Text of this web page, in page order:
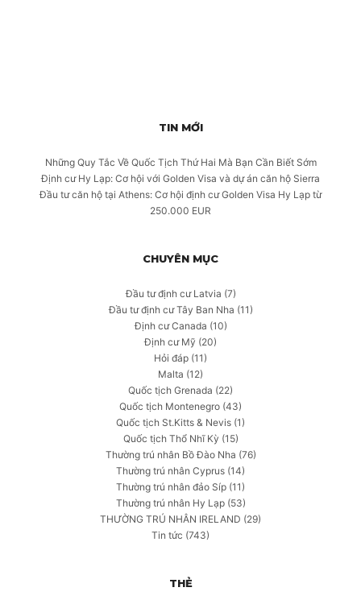
TIN MỚI
Những Quy Tắc Về Quốc Tịch Thứ Hai Mà Bạn Cần Biết Sớm
Định cư Hy Lạp: Cơ hội với Golden Visa và dự án căn hộ Sierra
Đầu tư căn hộ tại Athens: Cơ hội định cư Golden Visa Hy Lạp từ
250.000 EUR
CHUYÊN MỤC
Đầu tư định cư Latvia (7)
Đầu tư định cư Tây Ban Nha (11)
Định cư Canada (10)
Định cư Mỹ (20)
Hỏi đáp (11)
Malta (12)
Quốc tịch Grenada (22)
Quốc tịch Montenegro (43)
Quốc tịch St.Kitts & Nevis (1)
Quốc tịch Thổ Nhĩ Kỳ (15)
Thường trú nhân Bồ Đào Nha (76)
Thường trú nhân Cyprus (14)
Thường trú nhân đảo Síp (11)
Thường trú nhân Hy Lạp(53)
THƯỜNG TRÚ NHÂN IRELAND (29)
Tin tức (743)
THẺ